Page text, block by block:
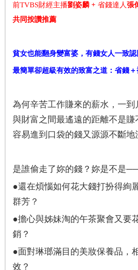
前TVBS財經主播劉姿麟 + 省錢達人張
共同按讚推薦
貧女也能翻身變富婆，有錢女人一致認
最簡單卻超級有效的致富之道：省錢
為何辛苦工作賺來的薪水，一到
與財富之間最遙遠的距離不是賺
容易進到口袋的錢又源源不斷地
是誰偷走了妳的錢？妳是不是
●還在煩惱如何花大錢打扮得絢
群芳？
●擔心與姊妹淘的午茶聚會又要
銷？
●面對琳瑯滿目的美妝保養品，
效？